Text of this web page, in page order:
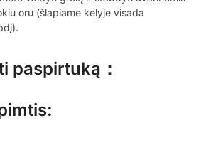
oru (šlapiame kelyje visada
paspirtuką：